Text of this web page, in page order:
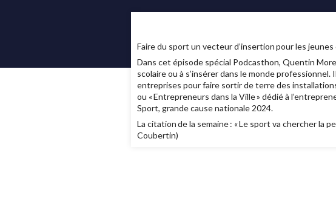
Faire du sport un vecteur d’insertion pour les
Dans cet épisode spécial Podcasthon, Quentin
scolaire ou à s’insérer dans le monde
entreprises pour faire sortir de terre des
ou « Entrepreneurs dans la Ville » dédié à
Sport, grande cause nationale 2024.
La citation de la semaine : « Le sport va chercher la
Coubertin)